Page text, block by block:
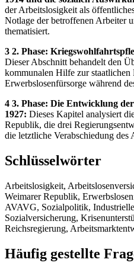
der Arbeitslosigkeit als
Notlage der betroffenen Arbeiter
thematisiert.
3 2. Phase:
Dieser Abschnitt behandelt den
kommunalen Hilfe zur
Erwerbslosenfürsorge während
4 3. Phase: Die Entwicklung
1927: Dieses Kapitel analysiert
Republik, die drei
die letztliche Verabschiedung des
Schlüsselwörter
Arbeitslosigkeit,
Weimarer Republik,
AVAVG, Sozialpolitik,
Sozialversicherung,
Reichsregierung,
Häufig gestellte